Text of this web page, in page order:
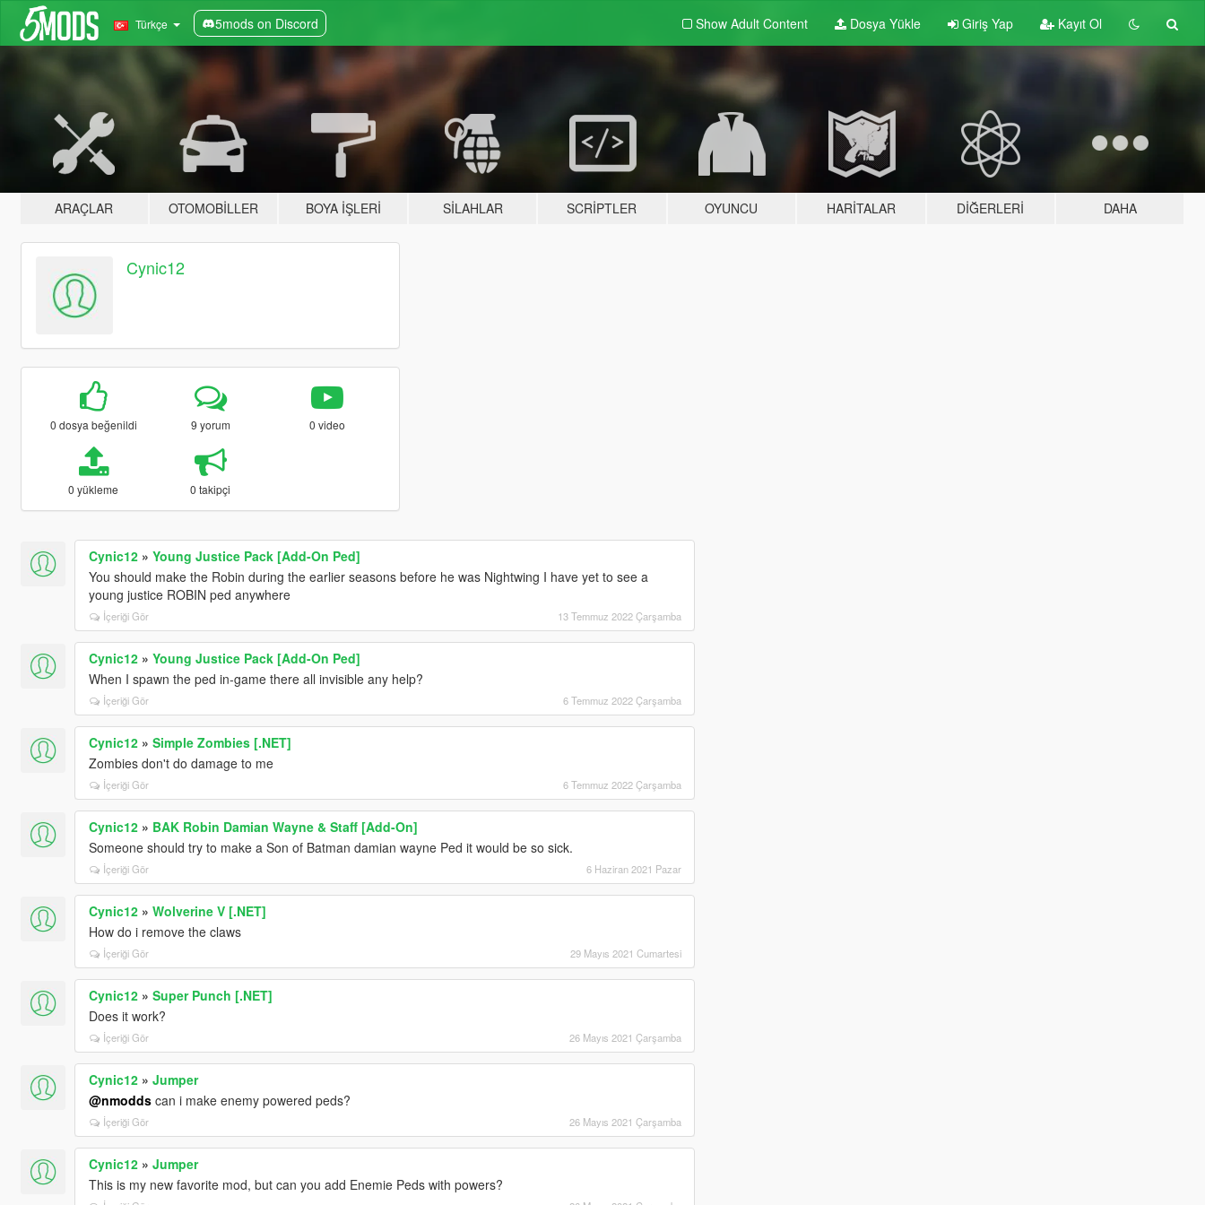
Türkçe 5mods on Discord Show Adult Content Dosya Yükle Giriş Yap Kayıt Ol
ARAÇLAR OTOMOBILLER BOYA İŞLERI SILAHLAR SCRIPTLER OYUNCU HARITALAR DIĞERLERI DAHA
Cynic12
0 dosya beğenildi 9 yorum 0 video
0 yükleme 0 takipçi
Cynic12» Young Justice Pack [Add-On Ped]
You should make the Robin during the earlier seasons before he was Nightwing I have yet to see a
young justice ROBIN ped anywhere
İçeriği Gör 13 Temmuz 2022 Çarşamba
Cynic12» Young Justice Pack [Add-On Ped]
When I spawn the ped in-game there all invisible any help?
İçeriği Gör 6 Temmuz 2022 Çarşamba
Cynic12» Simple Zombies [.NET]
Zombies don't do damage to me
İçeriği Gör 6 Temmuz 2022 Çarşamba
Cynic12» BAK Robin Damian Wayne & Staff [Add-On]
Someone should try to make a Son of Batman damian wayne Ped it would be so sick.
İçeriği Gör 6 Haziran 2021 Pazar
Cynic12» Wolverine V [.NET]
How do i remove the claws
İçeriği Gör 29 Mayıs 2021 Cumartesi
Cynic12» Super Punch [.NET]
Does it work?
İçeriği Gör 26 Mayıs 2021 Çarşamba
Cynic12» Jumper
@nmoddscan i make enemy powered peds?
İçeriği Gör 26 Mayıs 2021 Çarşamba
Cynic12» Jumper
This is my new favorite mod, but can you add Enemie Peds with powers?